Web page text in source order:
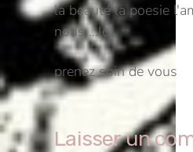
la beauté la poesie
nous …lol
prenez soin de vous
Laisser un